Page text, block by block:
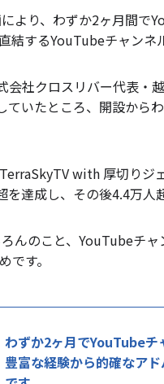
より、わずか2ヶ月間で
結するYouTubeチャンネ
社クロスリバー代表・
ていたところ、開設から
with 厚切りジ
達成し、その後4.4万人
んのこと、YouTubeチ
です。
わずか2ヶ月でYouTubeチ
豊富な経験から的確なア